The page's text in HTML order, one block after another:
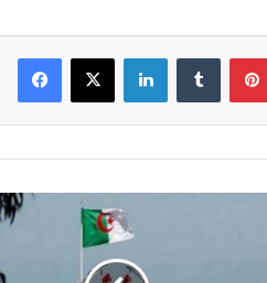
Facebook
X LinkedinTumblr